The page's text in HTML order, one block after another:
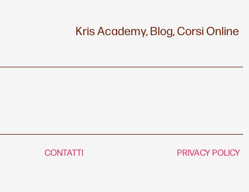
Kris Academy,Blog,Corsi Online
CONTATTI PRIVACY POLICY